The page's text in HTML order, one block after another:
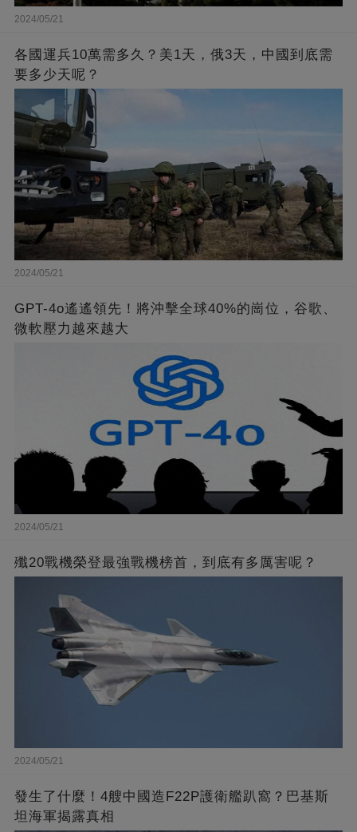
2024/05/21
各國運兵10萬需多久？美1天，俄3天，中國到底需
要多少天呢？
2024/05/21
GPT-4o遙遙領先！將沖擊全球40%的崗位，谷歌、
微軟壓力越來越大
2024/05/21
殲20戰機榮登最強戰機榜首，到底有多厲害呢？
2024/05/21
發生了什麼！4艘中國造F22P護衛艦趴窩？巴基斯
坦海軍揭露真相